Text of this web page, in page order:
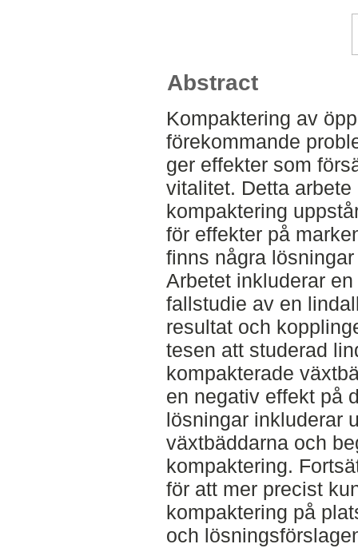
Abstract
Kompaktering av
förekommande
ger effekter som
vitalitet. Detta
kompaktering
för effekter på
finns några
Arbetet inkluderar
fallstudie av en
resultat och
tesen att studerad
kompakterade
en negativ effekt på
lösningar inkluderar
växtbäddarna och
kompaktering.
för att mer precist
kompaktering på
och